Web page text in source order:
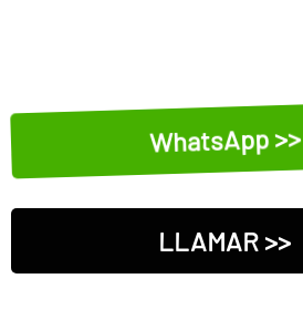
WhatsApp >>
LLAMAR >>